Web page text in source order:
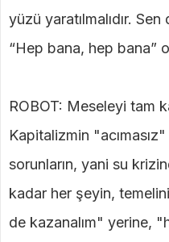
yüzü yaratılmalıdır.
“Hep bana, hep bana”
ROBOT: Meseleyi tam
Kapitalizmin
sorunların, yani su
kadar her şeyin,
de kazanalım" yerine,